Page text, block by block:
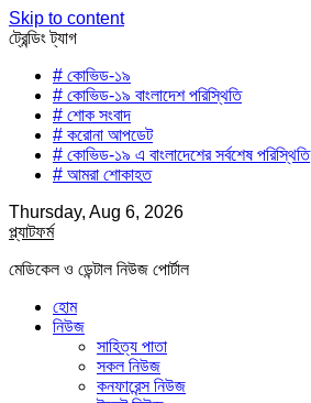
Skip to content
ট্রেন্ডিং ট্যাগ
# কোভিড-১৯
# কোভিড-১৯ বাংলাদেশ পরিস্থিতি
# শোক সংবাদ
# করোনা আপডেট
# কোভিড-১৯ এ বাংলাদেশের সর্বশেষ পরিস্থিতি
# আমরা শোকাহত
Thursday, Aug 6, 2026
প্ল্যাটফর্ম
মেডিকেল ও ডেন্টাল নিউজ পোর্টাল
হোম
নিউজ
সাহিত্য পাতা
সকল নিউজ
কনফারেন্স নিউজ